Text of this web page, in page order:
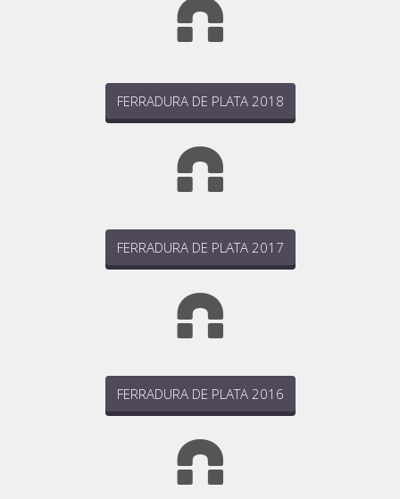
FERRADURA DE PLATA 2018
FERRADURA DE PLATA 2017
FERRADURA DE PLATA 2016